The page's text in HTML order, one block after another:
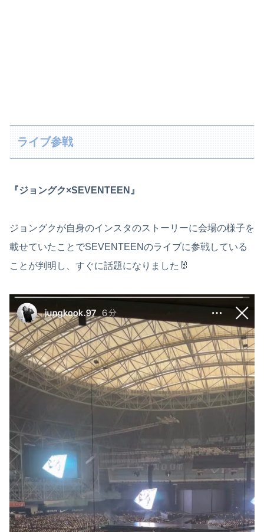
ライブ参戦
『ジョングク×SEVENTEEN』
ジョングクが自身のインスタのストーリーに会場の様子を
載せていたことでSEVENTEENのライブに参戦している
ことが判明し、すぐに話題になりました🐰